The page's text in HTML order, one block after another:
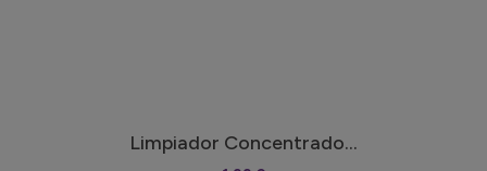
Limpiador Concentrado...